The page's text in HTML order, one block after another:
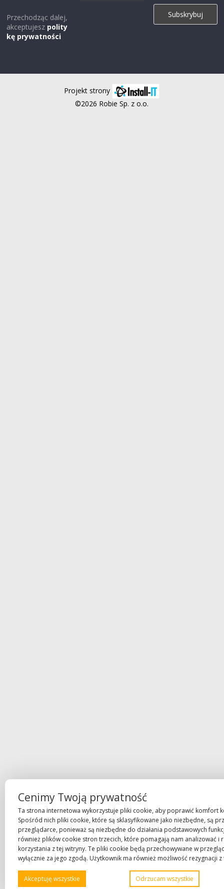
Przechodząc dalej,
akceptujesz polity
kę prywatności
Projekt strony
©2026 Robie Sp. z o.o.
Cenimy Twoją prywatność
Ta strona internetowa wykorzystuje pliki cookie, aby poprawić komfort
Spośród nich pliki cookie, które są sklasyfikowane jako niezbędne, są
przeglądarce, ponieważ są niezbędne do działania podstawowych
również plików cookie stron trzecich, które pomagają nam analizować i
korzystania z tej witryny. Te pliki cookie będą przechowywane w
wyłącznie za jego zgodą. Użytkownik ma również możliwość rezygnacji
Akceptuję wszystkie Odrzucam wszystkie